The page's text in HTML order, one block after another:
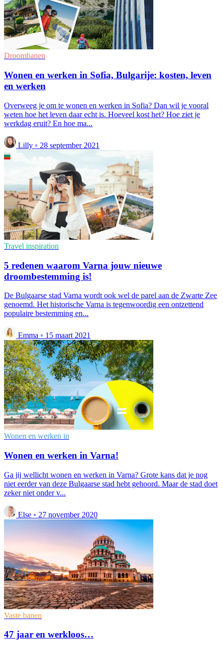
Droombanen
Wonen en werken in Sofia, Bulgarije: kosten, leven
en werken
Overweeg je om te wonen en werken in Sofia? Dan wil je vooral
weten hoe het leven daar echt is. Hoeveel kost het? Hoe ziet je
werkdag eruit? En hoe ma...
Lilly ◦ 28 september 2021
Travel inspiration
5 redenen waarom Varna jouw nieuwe
droombestemming is!
De Bulgaarse stad Varna wordt ook wel de parel aan de Zwarte Zee
genoemd. Het historische Varna is tegenwoordig een ontzettend
populaire bestemming en...
Emma ◦ 15 maart 2021
Wonen en werken in
Wonen en werken in Varna!
Ga jij wellicht wonen en werken in Varna? Grote kans dat je nog
niet eerder van deze Bulgaarse stad hebt gehoord. Maar de stad doet
zeker niet onder v...
Else ◦ 27 november 2020
Vaste banen
47 jaar en werkloos…